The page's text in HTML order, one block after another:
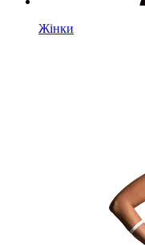
Жінки